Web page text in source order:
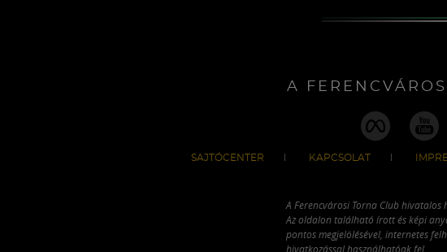
A
SAJTÓCENTER KAPCSOLAT
A Ferencvárosi Torna Club hivatalos
Az oldalon található írott és képi
pontos megjelölésével, internetes
hivatkozással használhatóak fel.